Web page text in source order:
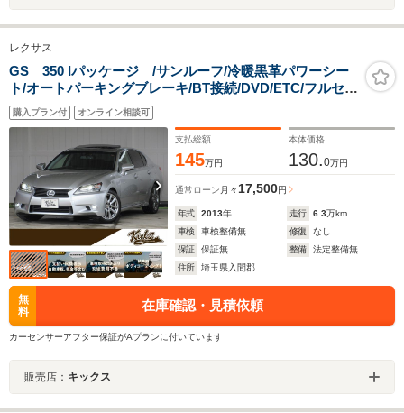
レクサス
GS 350 Iパッケージ /サンルーフ/冷暖黒革パワーシー
ト/オートパーキングブレーキ/BT接続/DVD/ETC/フルセグ
TV/バックカメラ/DSRC/純正18AW/スマキ×2/カードキ/ト
ランクスル/純18AW/HIDオートライト/フォグ
購入プラン付 オンライン相談可
支払総額
145万円
本体価格
130.0万円
通常ローン 月々 17,500円
年式 2013年 走行 6.3万km
車検
車検整備無 修復
なし
保証
保証無 整備
法定整備無
住所
埼玉県入間郡
無
料
在庫確認・見積依頼
カーセンサーアフター保証がAプランに付いています
販売店： キックス